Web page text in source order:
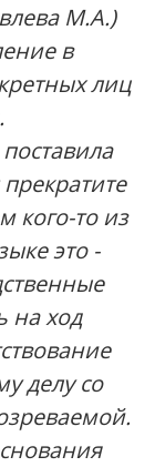
М.А.)
в
лиц
кого-то из
это -
на ход
делу со